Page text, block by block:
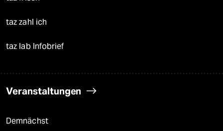
taz zahl ich
taz lab Infobrief
Veranstaltungen
Demnächst